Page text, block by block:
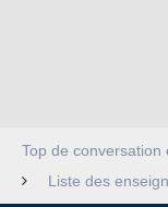
Top de
Liste des